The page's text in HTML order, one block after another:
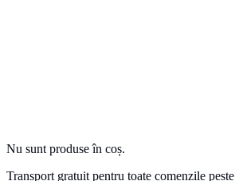
Nu sunt produse în coș.
Transport gratuit pentru toate comenzile peste